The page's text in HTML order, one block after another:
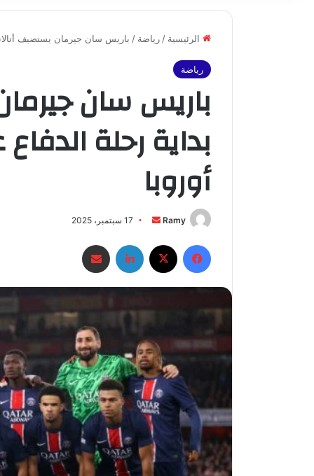
الرئيسية / رياضة / باريس سان جيرمان يستضيف
رياضة
باريس سان
بداية رحلة
أوروبا
Ramy
أرسل
إلكترونيا
17 سبتمبر، 2025
فيسبوك لينكدإن